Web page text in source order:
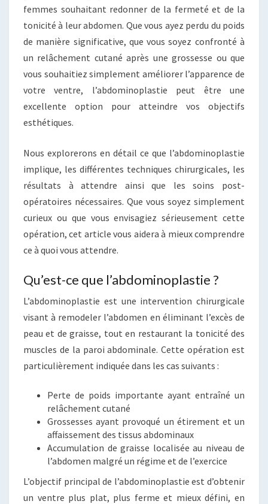
femmes souhaitant redonner de la fermeté et de la
tonicité à leur abdomen. Que vous ayez perdu du poids
de manière significative, que vous soyez confronté à
un relâchement cutané après une grossesse ou que
vous souhaitiez simplement améliorer l’apparence de
votre ventre, l’abdominoplastie peut être une
excellente option pour atteindre vos objectifs
esthétiques.
Nous explorerons en détail ce que l’abdominoplastie
implique, les différentes techniques chirurgicales, les
résultats à attendre ainsi que les soins post-
opératoires nécessaires. Que vous soyez simplement
curieux ou que vous envisagiez sérieusement cette
opération, cet article vous aidera à mieux comprendre
ce à quoi vous attendre.
Qu’est-ce que l’abdominoplastie ?
L’abdominoplastie est une intervention chirurgicale
visant à remodeler l’abdomen en éliminant l’excès de
peau et de graisse, tout en restaurant la tonicité des
muscles de la paroi abdominale. Cette opération est
particulièrement indiquée dans les cas suivants :
Perte de poids importante ayant entraîné un
relâchement cutané
Grossesses ayant provoqué un étirement et un
affaissement des tissus abdominaux
Accumulation de graisse localisée au niveau de
l’abdomen malgré un régime et de l’exercice
L’objectif principal de l’abdominoplastie est d’obtenir
un ventre plus plat, plus ferme et mieux défini, en